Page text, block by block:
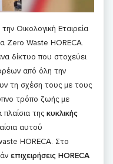
την Οικολογική Εταιρεία
Zero Waste HORECA.
δίκτυο που στοχεύει
από όλη την
τη σχέση τους με τους
τρόπο ζωής με
της κυκλικής
αυτού
HORECA. Στο
επιχειρήσεις HORECA